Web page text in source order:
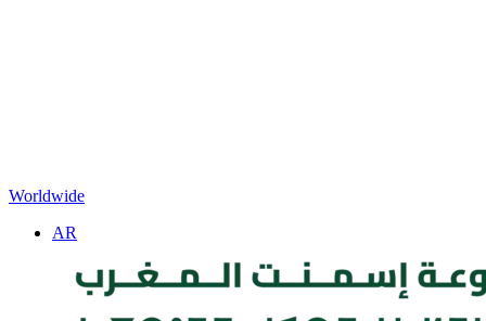
Worldwide
AR